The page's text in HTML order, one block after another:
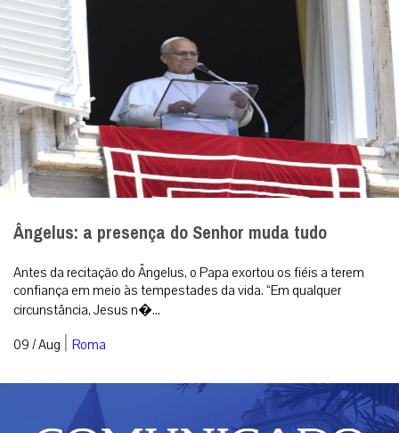
Ângelus: a presença do Senhor muda tudo
Antes da recitação do Ângelus, o Papa exortou os fiéis a terem
confiança em meio às tempestades da vida. “Em qualquer
circunstância, Jesus n�...
09 / Aug | Roma